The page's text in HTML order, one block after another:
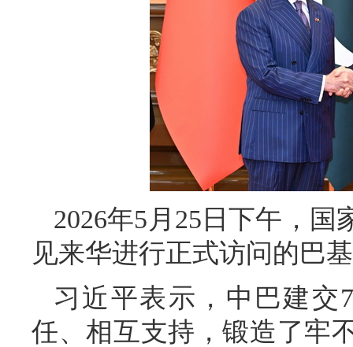
2026年5月25日下午，
见来华进行正式访问的巴
习近平表示，中巴建交
任、相互支持，锻造了牢